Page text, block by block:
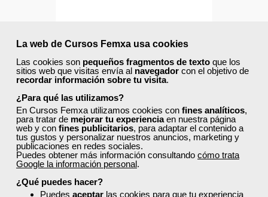
La web de Cursos Femxa usa cookies
Las cookies son pequeños fragmentos de texto que los
sitios web que visitas envía al navegador con el objetivo de
recordar información sobre tu visita.
¿Para qué las utilizamos?
En Cursos Femxa utilizamos cookies con fines analíticos,
para tratar de mejorar tu experienciaen nuestra página
web y con fines publicitarios, para adaptar el contenido a
tus gustos y personalizar nuestros anuncios, marketing y
publicaciones en redes sociales.
Puedes obtener más información consultando cómo trata
Google la información personal.
¿Qué puedes hacer?
Puedes aceptar las cookies para que tu experiencia
100 horas
Matrícula cerrada
0 52
TÍTULO OFICIAL